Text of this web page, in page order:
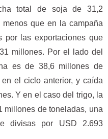
total de soja de 31,2
que en la campaña
por las exportaciones que
millones. Por el lado del
es de 38,6 millones de
el ciclo anterior, y caída
Y en el caso del trigo, la
millones de toneladas, una
divisas por USD 2.693